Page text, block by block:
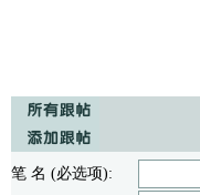
笔 名 (必选项):